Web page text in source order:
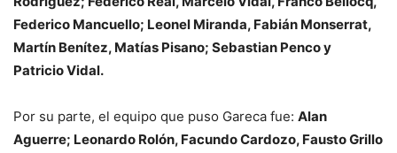
Federico Mancuello; Leonel Miranda, Fabián Monserrat,
Martín Benítez, Matías Pisano; Sebastian Penco y
Patricio Vidal.
Por su parte, el equipo que puso Gareca fue: Alan
Aguerre; Leonardo Rolón, Facundo Cardozo, Fausto Grillo